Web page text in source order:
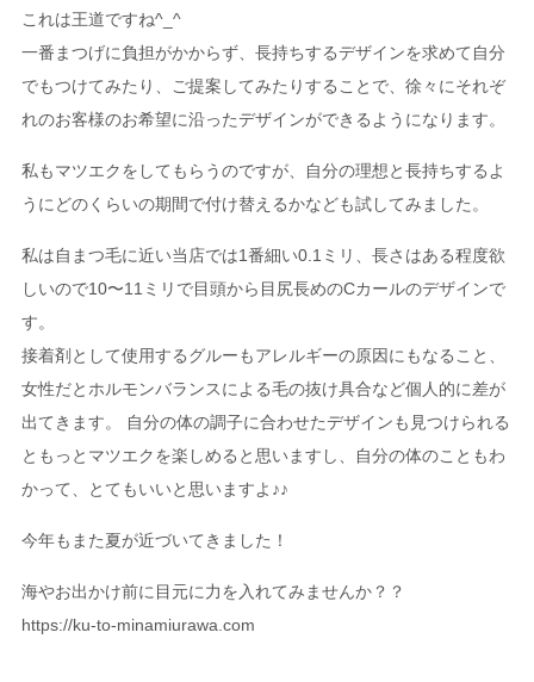
これは王道ですね^_^
一番まつげに負担がかからず、長持ちするデザインを求めて自分
でもつけてみたり、ご提案してみたりすることで、徐々にそれぞ
れのお客様のお希望に沿ったデザインができるようになります。
私もマツエクをしてもらうのですが、自分の理想と長持ちするよ
うにどのくらいの期間で付け替えるかなども試してみました。
私は自まつ毛に近い当店では1番細い0.1ミリ、長さはある程度欲
しいので10〜11ミリで目頭から目尻長めのCカールのデザインで
す。
接着剤として使用するグルーもアレルギーの原因にもなること、
女性だとホルモンバランスによる毛の抜け具合など個人的に差が
出てきます。 自分の体の調子に合わせたデザインも見つけられる
ともっとマツエクを楽しめると思いますし、自分の体のこともわ
かって、とてもいいと思いますよ♪♪
今年もまた夏が近づいてきました！
海やお出かけ前に目元に力を入れてみませんか？？
https://ku-to-minamiurawa.com